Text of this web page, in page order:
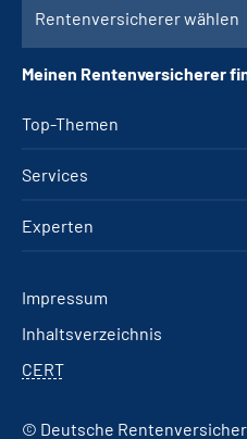
Top-Themen
Services
Experten
Rentenversicherer wählen
Meinen Rentenversicherer
Impressum
Inhaltsverzeichnis
CERT
© Deutsche